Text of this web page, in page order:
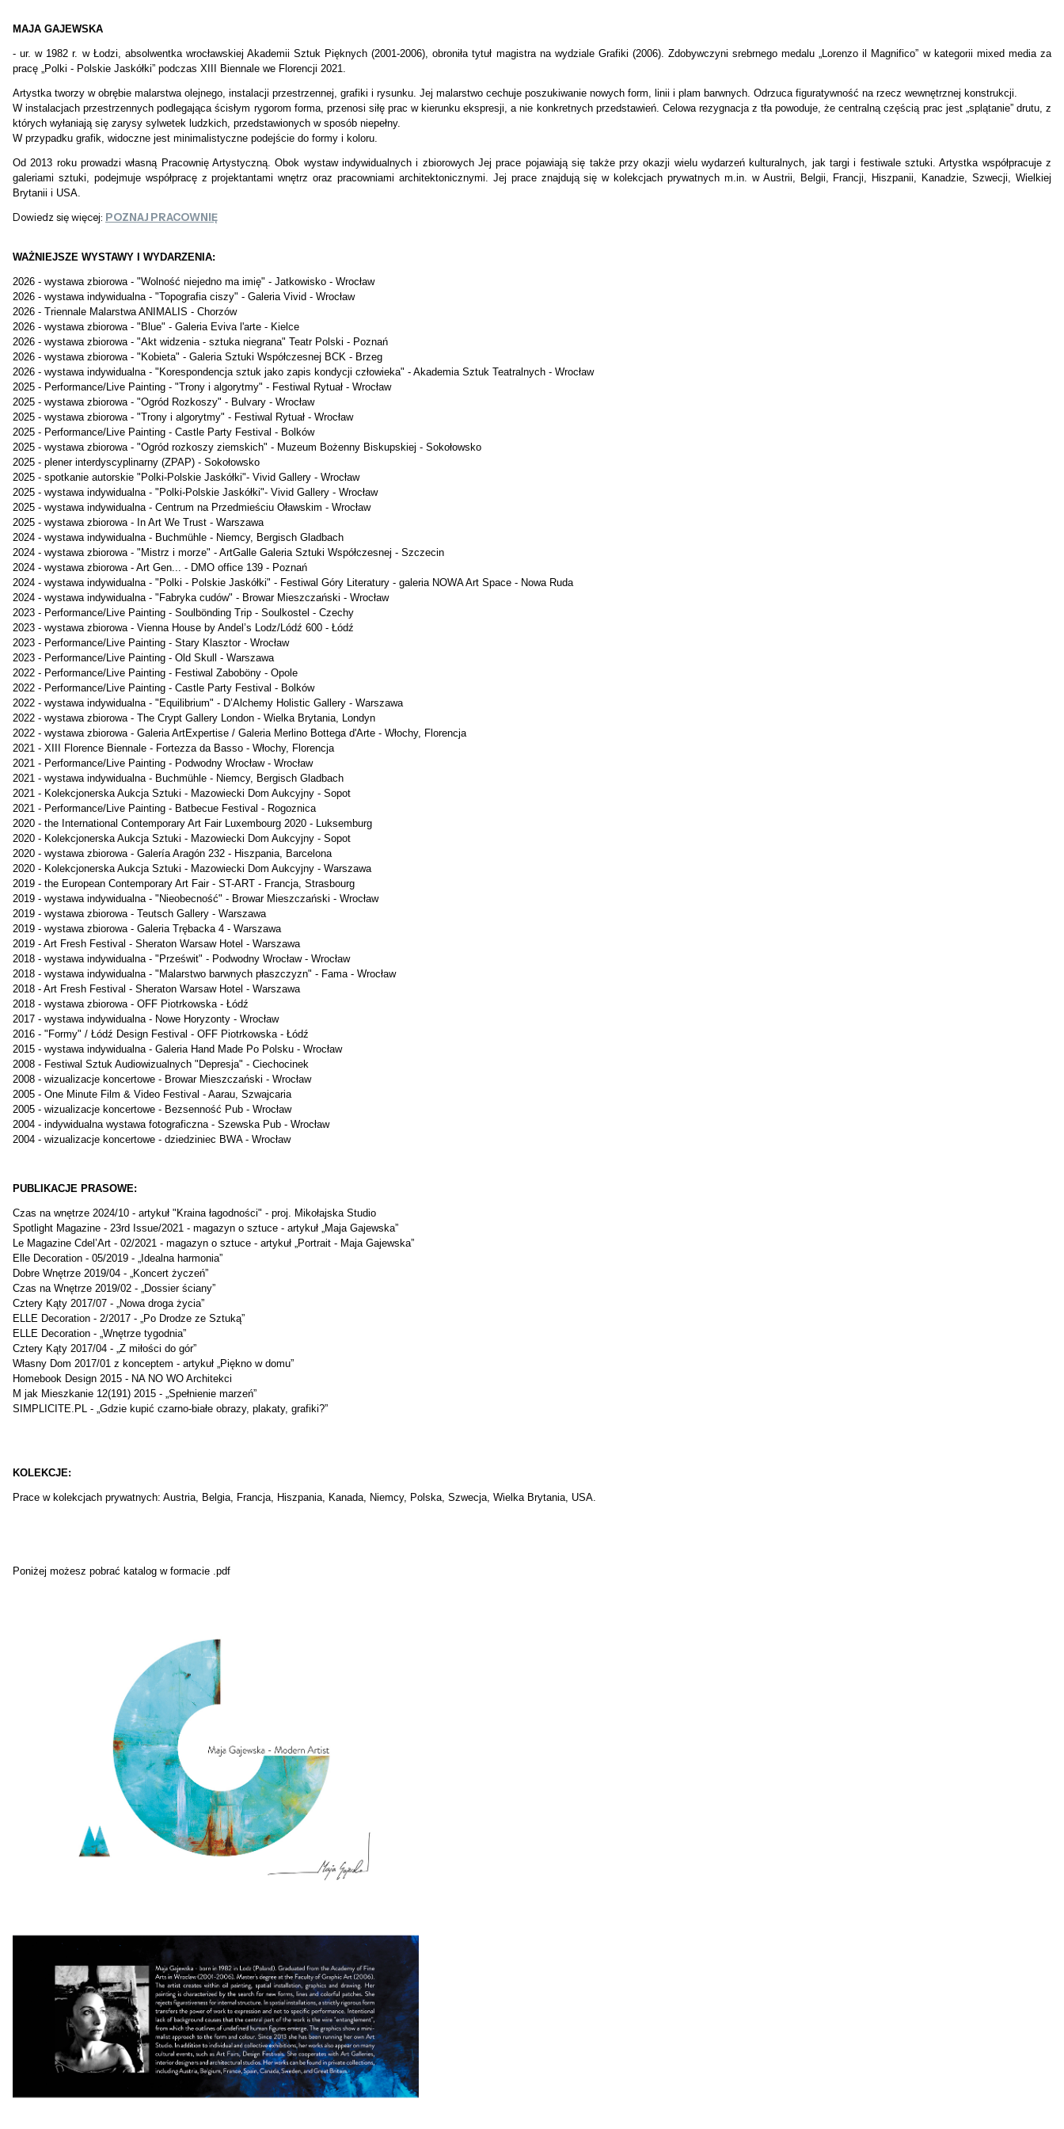
MAJA GAJEWSKA
- ur. w 1982 r. w Łodzi, absolwentka wrocławskiej Akademii Sztuk Pięknych (2001-2006), obroniła tytuł magistra na wydziale Grafiki (2006). Zdobywczyni srebrnego medalu „Lorenzo il Magnifico” w kategorii mixed media za
pracę „Polki - Polskie Jaskółki” podczas XIII Biennale we Florencji 2021.
Artystka tworzy w obrębie malarstwa olejnego, instalacji przestrzennej, grafiki i rysunku. Jej malarstwo cechuje poszukiwanie nowych form, linii i plam barwnych. Odrzuca figuratywność na rzecz wewnętrznej konstrukcji.
W instalacjach przestrzennych podlegająca ścisłym rygorom forma, przenosi siłę prac w kierunku ekspresji, a nie konkretnych przedstawień. Celowa rezygnacja z tła powoduje, że centralną częścią prac jest „splątanie” drutu, z
których wyłaniają się zarysy sylwetek ludzkich, przedstawionych w sposób niepełny.
W przypadku grafik, widoczne jest minimalistyczne podejście do formy i koloru.
Od 2013 roku prowadzi własną Pracownię Artystyczną. Obok wystaw indywidualnych i zbiorowych Jej prace pojawiają się także przy okazji wielu wydarzeń kulturalnych, jak targi i festiwale sztuki. Artystka współpracuje z
galeriami sztuki, podejmuje współpracę z projektantami wnętrz oraz pracowniami architektonicznymi. Jej prace znajdują się w kolekcjach prywatnych m.in. w Austrii, Belgii, Francji, Hiszpanii, Kanadzie, Szwecji, Wielkiej
Brytanii i USA.
Dowiedz się więcej: POZNAJ PRACOWNIĘ
WAŻNIEJSZE WYSTAWY I WYDARZENIA:
2026 - wystawa zbiorowa - "Wolność niejedno ma imię" - Jatkowisko - Wrocław
2026 - wystawa indywidualna - "Topografia ciszy" - Galeria Vivid - Wrocław
2026 - Triennale Malarstwa ANIMALIS - Chorzów
2026 - wystawa zbiorowa - "Blue" - Galeria Eviva l'arte - Kielce
2026 - wystawa zbiorowa - "Akt widzenia - sztuka niegrana" Teatr Polski - Poznań
2026 - wystawa zbiorowa - "Kobieta" - Galeria Sztuki Współczesnej BCK - Brzeg
2026 - wystawa indywidualna - "Korespondencja sztuk jako zapis kondycji człowieka" - Akademia Sztuk Teatralnych - Wrocław
2025 - Performance/Live Painting - "Trony i algorytmy" - Festiwal Rytuał - Wrocław
2025 - wystawa zbiorowa - "Ogród Rozkoszy" - Bulvary - Wrocław
2025 - wystawa zbiorowa - "Trony i algorytmy" - Festiwal Rytuał - Wrocław
2025 - Performance/Live Painting - Castle Party Festival - Bolków
2025 - wystawa zbiorowa - "Ogród rozkoszy ziemskich" - Muzeum Bożenny Biskupskiej - Sokołowsko
2025 - plener interdyscyplinarny (ZPAP) - Sokołowsko
2025 - spotkanie autorskie "Polki-Polskie Jaskółki"- Vivid Gallery - Wrocław
2025 - wystawa indywidualna - "Polki-Polskie Jaskółki"- Vivid Gallery - Wrocław
2025 - wystawa indywidualna - Centrum na Przedmieściu Oławskim - Wrocław
2025 - wystawa zbiorowa - In Art We Trust - Warszawa
2024 - wystawa indywidualna - Buchmühle - Niemcy, Bergisch Gladbach
2024 - wystawa zbiorowa - "Mistrz i morze" - ArtGalle Galeria Sztuki Współczesnej - Szczecin
2024 - wystawa zbiorowa - Art Gen... - DMO office 139 - Poznań
2024 - wystawa indywidualna - "Polki - Polskie Jaskółki" - Festiwal Góry Literatury - galeria NOWA Art Space - Nowa Ruda
2024 - wystawa indywidualna - "Fabryka cudów" - Browar Mieszczański - Wrocław
2023 - Performance/Live Painting - Soulbönding Trip - Soulkostel - Czechy
2023 - wystawa zbiorowa - Vienna House by Andel’s Lodz/Lódź 600 - Łódź
2023 - Performance/Live Painting - Stary Klasztor - Wrocław
2023 - Performance/Live Painting - Old Skull - Warszawa
2022 - Performance/Live Painting - Festiwal Zaboböny - Opole
2022 - Performance/Live Painting - Castle Party Festival - Bolków
2022 - wystawa indywidualna - "Equilibrium" - D’Alchemy Holistic Gallery - Warszawa
2022 - wystawa zbiorowa - The Crypt Gallery London - Wielka Brytania, Londyn
2022 - wystawa zbiorowa - Galeria ArtExpertise / Galeria Merlino Bottega d'Arte - Włochy, Florencja
2021 - XIII Florence Biennale - Fortezza da Basso - Włochy, Florencja
2021 - Performance/Live Painting - Podwodny Wrocław - Wrocław
2021 - wystawa indywidualna - Buchmühle - Niemcy, Bergisch Gladbach
2021 - Kolekcjonerska Aukcja Sztuki - Mazowiecki Dom Aukcyjny - Sopot
2021 - Performance/Live Painting - Batbecue Festival - Rogoznica
2020 - the International Contemporary Art Fair Luxembourg 2020 - Luksemburg
2020 - Kolekcjonerska Aukcja Sztuki - Mazowiecki Dom Aukcyjny - Sopot
2020 - wystawa zbiorowa - Galería Aragón 232 - Hiszpania, Barcelona
2020 - Kolekcjonerska Aukcja Sztuki - Mazowiecki Dom Aukcyjny - Warszawa
2019 - the European Contemporary Art Fair - ST-ART - Francja, Strasbourg
2019 - wystawa indywidualna - "Nieobecność" - Browar Mieszczański - Wrocław
2019 - wystawa zbiorowa - Teutsch Gallery - Warszawa
2019 - wystawa zbiorowa - Galeria Trębacka 4 - Warszawa
2019 - Art Fresh Festival - Sheraton Warsaw Hotel - Warszawa
2018 - wystawa indywidualna - "Prześwit" - Podwodny Wrocław - Wrocław
2018 - wystawa indywidualna - "Malarstwo barwnych płaszczyzn" - Fama - Wrocław
2018 - Art Fresh Festival - Sheraton Warsaw Hotel - Warszawa
2018 - wystawa zbiorowa - OFF Piotrkowska - Łódź
2017 - wystawa indywidualna - Nowe Horyzonty - Wrocław
2016 - "Formy" / Łódź Design Festival - OFF Piotrkowska - Łódź
2015 - wystawa indywidualna - Galeria Hand Made Po Polsku - Wrocław
2008 - Festiwal Sztuk Audiowizualnych "Depresja" - Ciechocinek
2008 - wizualizacje koncertowe - Browar Mieszczański - Wrocław
2005 - One Minute Film & Video Festival - Aarau, Szwajcaria
2005 - wizualizacje koncertowe - Bezsenność Pub - Wrocław
2004 - indywidualna wystawa fotograficzna - Szewska Pub - Wrocław
2004 - wizualizacje koncertowe - dziedziniec BWA - Wrocław
PUBLIKACJE PRASOWE:
Czas na wnętrze 2024/10 - artykuł "Kraina łagodności" - proj. Mikołajska Studio
Spotlight Magazine - 23rd Issue/2021 - magazyn o sztuce - artykuł „Maja Gajewska”
Le Magazine Cdel’Art - 02/2021 - magazyn o sztuce - artykuł „Portrait - Maja Gajewska”
Elle Decoration - 05/2019 - „Idealna harmonia”
Dobre Wnętrze 2019/04 - „Koncert życzeń”
Czas na Wnętrze 2019/02 - „Dossier ściany”
Cztery Kąty 2017/07 - „Nowa droga życia”
ELLE Decoration - 2/2017 - „Po Drodze ze Sztuką”
ELLE Decoration - „Wnętrze tygodnia”
Cztery Kąty 2017/04 - „Z miłości do gór”
Własny Dom 2017/01 z konceptem - artykuł „Piękno w domu”
Homebook Design 2015 - NA NO WO Architekci
M jak Mieszkanie 12(191) 2015 - „Spełnienie marzeń”
SIMPLICITE.PL - „Gdzie kupić czarno-białe obrazy, plakaty, grafiki?”
KOLEKCJE:
Prace w kolekcjach prywatnych: Austria, Belgia, Francja, Hiszpania, Kanada, Niemcy, Polska, Szwecja, Wielka Brytania, USA.
Poniżej możesz pobrać katalog w formacie .pdf